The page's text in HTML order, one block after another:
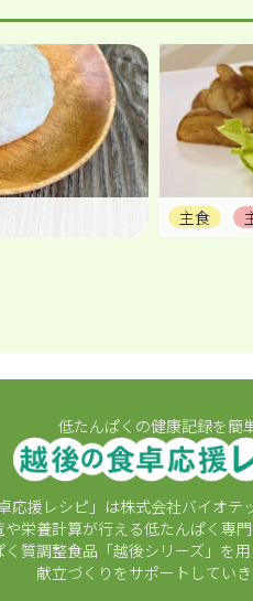
主食
低たんぱくの健康記録を簡
応援レシピ」は株式会社バイオテ
や栄養計算が行える低たんぱく専門
質調整食品「越後シリーズ」を
献立づくりをサポートしていき